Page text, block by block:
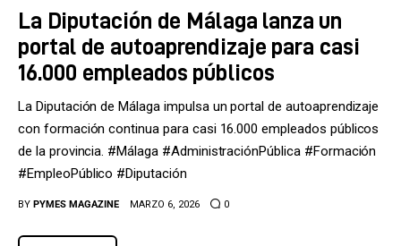
Directorio
La Diputación de Málaga lanza un
portal de autoaprendizaje para casi
16.000 empleados públicos
La Diputación de Málaga impulsa un portal de autoaprendizaje
con formación continua para casi 16.000 empleados públicos
de la provincia. #Málaga #AdministraciónPública #Formación
#EmpleoPúblico #Diputación
BY PYMES MAGAZINE MARZO 6, 2026 0